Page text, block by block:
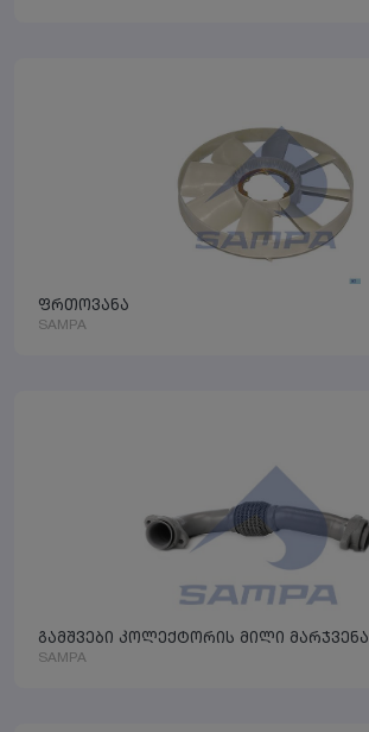
ფრთოვანა
SAMPA
გამშვები კოლექტორის მილი მარჯვენა
SAMPA